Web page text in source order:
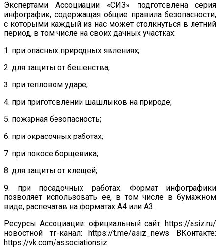
Экспертами Ассоциации «СИЗ» подготовлена серия
инфографик, содержащая общие правила безопасности,
с которыми каждый из нас может столкнуться в летний
период, в том числе на своих дачных участках:
1. при опасных природных явлениях;
2. для защиты от бешенства;
3. при тепловом ударе;
4. при приготовлении шашлыков на природе;
5. пожарная безопасность;
6. при окрасочных работах;
7. при покосе борщевика;
8. для защиты от клещей;
9. при посадочных работах. Формат инфографики
позволяет использовать ее, в том числе в бумажном
виде, распечатав на форматах А4 или А3.
Ресурсы Ассоциации: официальный сайт: https://asiz.ru/
новостной тг-канал: https://t.me/asiz_news ВКонтакте:
https://vk.com/associationsiz.